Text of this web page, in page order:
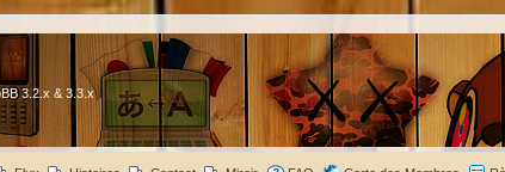
3.2.x & 3.3.x